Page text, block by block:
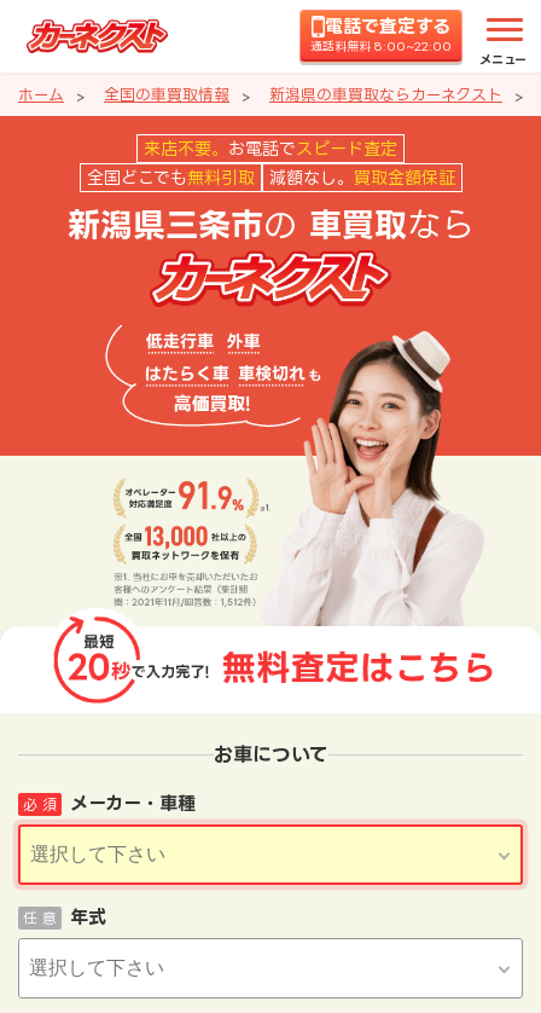
電話で査定する
通話料無料 8:00~22:00
メニュー
ホーム 全国の車買取情報 新潟県の車買取ならカーネクスト
新潟県三条市の車買取ならカー
来店不要。 お電話で スピード査定
全国どこでも 無料引取 減額なし。 買取金額保証
新潟県三条市の 車買取なら
お車について
メーカー・車種
必 須
年式
任 意